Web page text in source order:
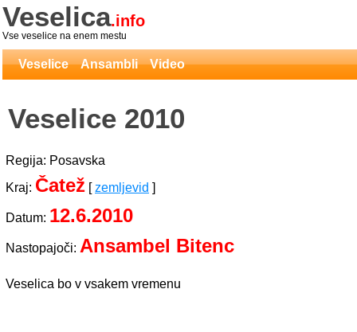
Veselica.info
Vse veselice na enem mestu
Veselice Ansambli Video
Veselice 2010
Regija: Posavska
Kraj: Čatež [zemljevid ]
Datum: 12.6.2010
Nastopajoči: Ansambel Bitenc
Veselica bo v vsakem vremenu